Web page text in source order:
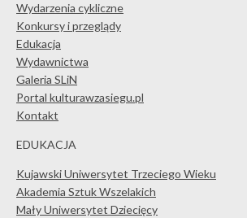
Wydarzenia cykliczne
Konkursy i przeglądy
Edukacja
Wydawnictwa
Galeria SLiN
Portal kulturawzasiegu.pl
Kontakt
EDUKACJA
Kujawski Uniwersytet Trzeciego Wieku
Akademia Sztuk Wszelakich
Mały Uniwersytet Dziecięcy